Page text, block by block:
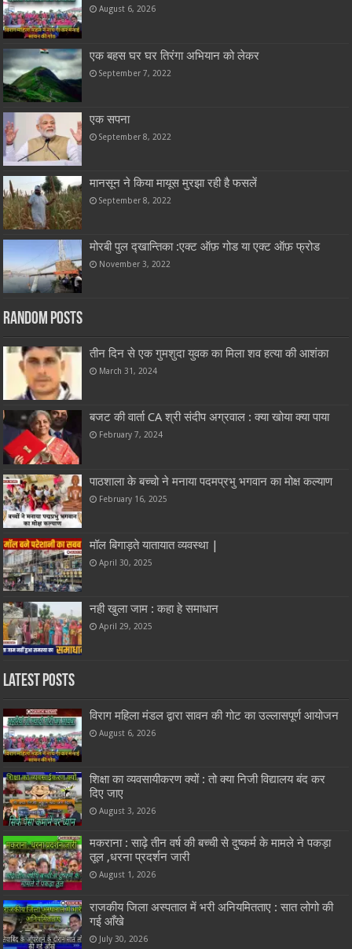
August 6, 2026
एक बहस घर घर तिरंगा अभियान को लेकर
September 7, 2022
एक सपना
September 8, 2022
मानसून ने किया मायूस मुरझा रही है फसलें
September 8, 2022
मोरबी पुल द्खान्तिका :एक्ट ऑफ़ गोड या एक्ट ऑफ़ फ्रोड
November 3, 2022
Random Posts
तीन दिन से एक गुमशुदा युवक का मिला शव हत्या की आशंका
March 31, 2024
बजट की वार्ता CA श्री संदीप अग्रवाल : क्या खोया क्या पाया
February 7, 2024
पाठशाला के बच्चो ने मनाया पदमप्रभु भगवान का मोक्ष कल्याण
February 16, 2025
मॉल बिगाड़ते यातायात व्यवस्था |
April 30, 2025
नही खुला जाम : कहा हे समाधान
April 29, 2025
Latest Posts
विराग महिला मंडल द्वारा सावन की गोट का उल्लासपूर्ण आयोजन
August 6, 2026
शिक्षा का व्यवसायीकरण क्यों : तो क्या निजी विद्यालय बंद कर
दिए जाए
August 3, 2026
मकराना : साढ़े तीन वर्ष की बच्ची से दुष्कर्म के मामले ने पकड़ा
तूल ,धरना प्रदर्शन जारी
August 1, 2026
राजकीय जिला अस्पताल में भरी अनियमितताए : सात लोगो की
गई आँखे
July 30, 2026